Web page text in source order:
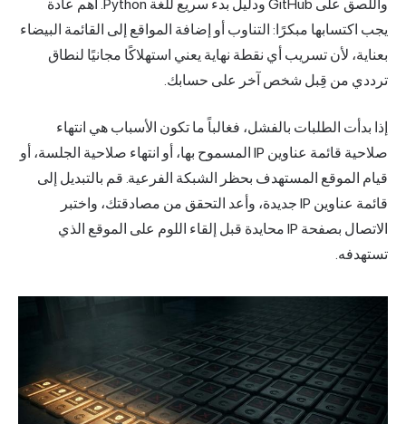
واللصق على GitHub ودليل بدء سريع للغة Python. أهم عادة
يجب اكتسابها مبكرًا: التناوب أو إضافة المواقع إلى القائمة البيضاء
بعناية، لأن تسريب أي نقطة نهاية يعني استهلاكًا مجانيًا لنطاق
ترددي من قِبل شخص آخر على حسابك.
إذا بدأت الطلبات بالفشل، فغالباً ما تكون الأسباب هي انتهاء
صلاحية قائمة عناوين IP المسموح بها، أو انتهاء صلاحية الجلسة، أو
قيام الموقع المستهدف بحظر الشبكة الفرعية. قم بالتبديل إلى
قائمة عناوين IP جديدة، وأعد التحقق من مصادقتك، واختبر
الاتصال بصفحة IP محايدة قبل إلقاء اللوم على الموقع الذي
تستهدفه.